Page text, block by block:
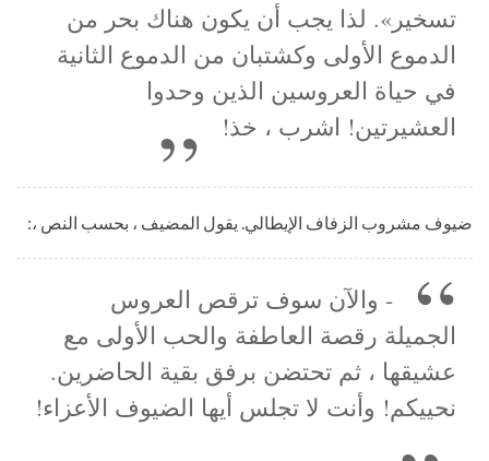
تسخير». لذا يجب أن يكون هناك بحر من
الدموع الأولى وكشتبان من الدموع الثانية
في حياة العروسين الذين وحدوا
العشيرتين! اشرب ، خذ!
ضيوف مشروب الزفاف الإيطالي. يقول المضيف ، بحسب النص ،:
- والآن سوف ترقص العروس
الجميلة رقصة العاطفة والحب الأولى مع
عشيقها ، ثم تحتضن برفق بقية الحاضرين.
نحييكم! وأنت لا تجلس أيها الضيوف الأعزاء!